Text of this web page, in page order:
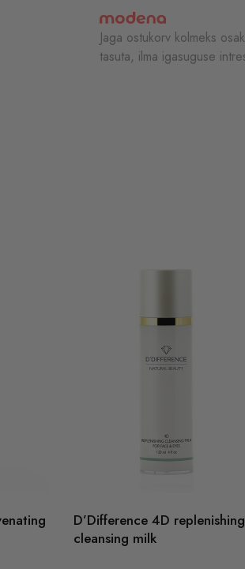
Jaga ostukorv kolmeks
tasuta, ilma igasuguse
D’Difference 4D replenishing
cleansing milk